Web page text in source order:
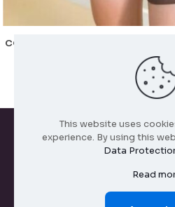
CONJUNTO SHORT POLIAMIDA
IMPORTADO
R$
This website uses
experience. By using this
Data
Read